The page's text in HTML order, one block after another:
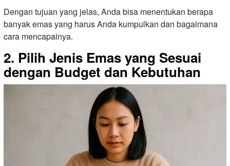
Dengan tujuan yang jelas, Anda bisa menentukan berapa
banyak emas yang harus Anda kumpulkan dan bagaimana
cara mencapainya.
2. Pilih Jenis Emas yang Sesuai
dengan Budget dan Kebutuhan